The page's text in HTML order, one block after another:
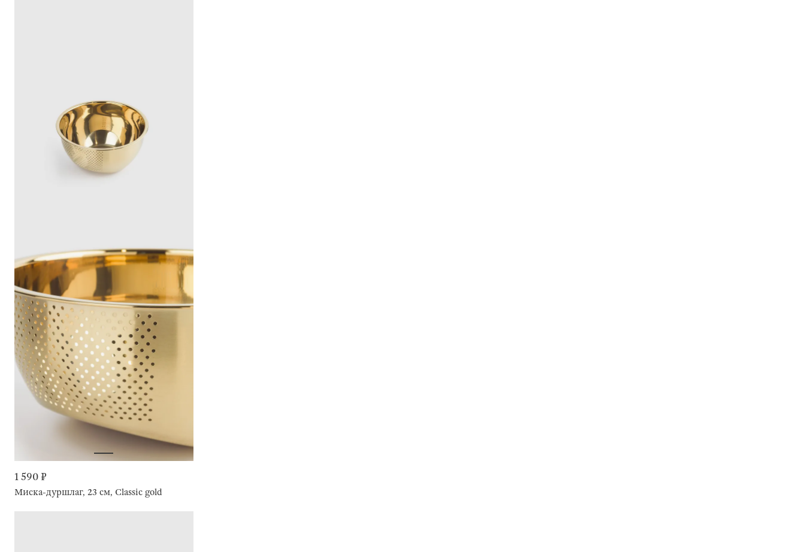
1 590 ₽
Миска-дуршлаг, 23 см, Classic gold